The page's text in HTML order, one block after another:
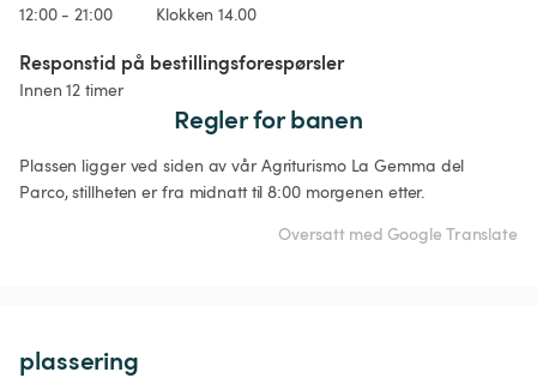
12:00 - 21:00 Klokken 14.00
Responstid på bestillingsforespørsler
Innen 12 timer
Regler for banen
Plassen ligger ved siden av vår Agriturismo La Gemma del
Parco, stillheten er fra midnatt til 8:00 morgenen etter.
Oversatt med Google Translate
plassering